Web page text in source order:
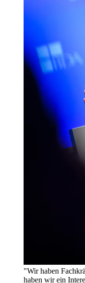
"Wir haben
haben wir ein